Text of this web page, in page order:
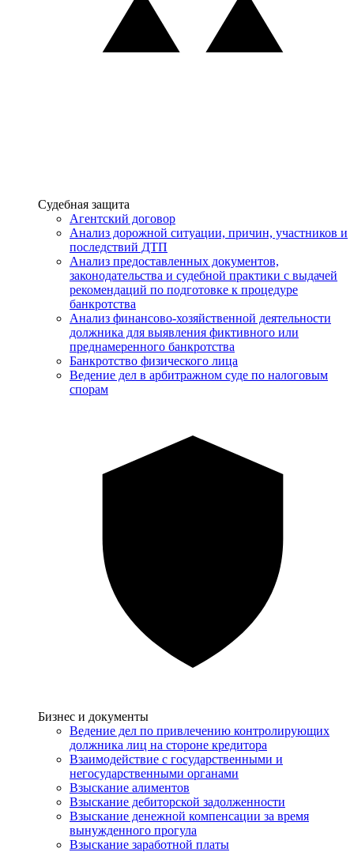
Услуги
Судебная защита
Агентский договор
Анализ дорожной ситуации, причин, участников и
последствий ДТП
Анализ предоставленных документов,
законодательства и судебной практики с выдачей
рекомендаций по подготовке к процедуре
банкротства
Анализ финансово-хозяйственной деятельности
должника для выявления фиктивного или
преднамеренного банкротства
Банкротство физического лица
Ведение дел в арбитражном суде по налоговым
спорам
Услуги
Бизнес и документы
Ведение дел по привлечению контролирующих
должника лиц на стороне кредитора
Взаимодействие с государственными и
негосударственными органами
Взыскание алиментов
Взыскание дебиторской задолженности
Взыскание денежной компенсации за время
вынужденного прогула
Взыскание заработной платы